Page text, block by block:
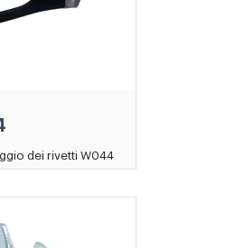
dei rivetti W044